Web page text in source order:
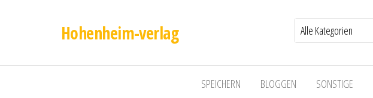
Hohenheim-verlag
SPEICHERN BLOGGEN SONSTIGE